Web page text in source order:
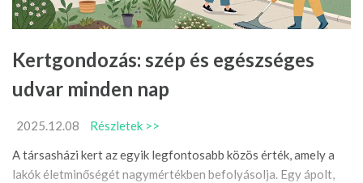
Kertgondozás: szép és egészséges
udvar minden nap
2025.12.08
Részletek >>
A társasházi kert az egyik legfontosabb közös érték, amely a
lakók életminőségét nagymértékben befolyásolja. Egy ápolt,